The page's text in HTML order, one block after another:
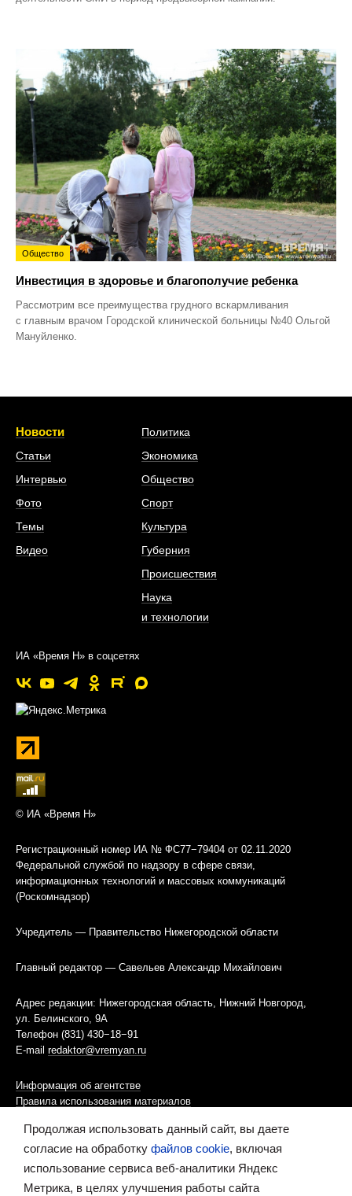
Общество
Инвестиция в здоровье и благополучие ребенка
Рассмотрим все преимущества грудного вскармливания
с главным врачом Городской клинической больницы №40 Ольгой
Мануйленко.
Новости
Статьи
Интервью
Фото
Темы
Видео
Политика
Экономика
Общество
Спорт
Культура
Губерния
Происшествия
Наука
и технологии
ИА «Время Н» в соцсетях
© ИА «Время Н»
Регистрационный номер ИА № ФС77−79404 от 02.11.2020
Федеральной службой по надзору в сфере связи,
информационных технологий и массовых коммуникаций
(Роскомнадзор)
Учредитель — Правительство Нижегородской области
Главный редактор — Савельев Александр Михайлович
Адрес редакции: Нижегородская область, Нижний Новгород,
ул. Белинского, 9А
Телефон (831) 430−18−91
E-mail redaktor@vremyan.ru
Информация об агентстве
Правила использования материалов
Информационная политика использования «cookies»-файлов
Ресурс содержит материалы 16+
Продолжая использовать данный сайт, вы даете
согласие на обработку файлов cookie, включая
использование сервиса веб-аналитики Яндекс
Метрика, в целях улучшения работы сайта